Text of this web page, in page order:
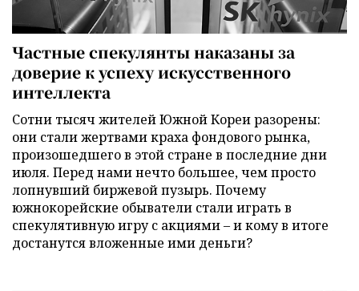
Частные спекулянты наказаны за
доверие к успеху искусственного
интеллекта
Сотни тысяч жителей Южной Кореи разорены:
они стали жертвами краха фондового рынка,
произошедшего в этой стране в последние дни
июля. Перед нами нечто большее, чем просто
лопнувший биржевой пузырь. Почему
южнокорейские обыватели стали играть в
спекулятивную игру с акциями – и кому в итоге
достанутся вложенные ими деньги?